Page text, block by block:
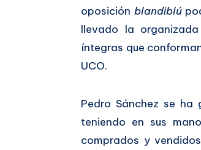
oposición blandiblú
llevado la
íntegras que
UCO.
Pedro Sánchez se
teniendo en sus
comprados y